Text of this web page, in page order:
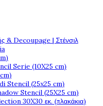
& Decoupage | Στένσιλ
Serie (10X25 cm)
Stencil (25x25 cm)
Stencil (25X25 cm)
30X30 εκ. (πλακάκια)